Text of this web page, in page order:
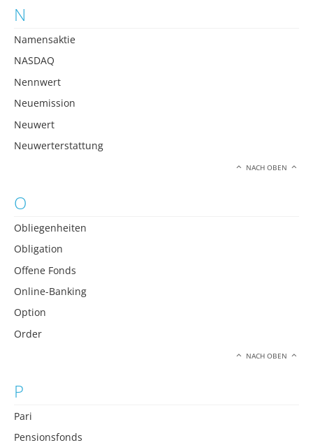
N
Namensaktie
NASDAQ
Nennwert
Neuemission
Neuwert
Neuwerterstattung
NACH OBEN
O
Obliegenheiten
Obligation
Offene Fonds
Online-Banking
Option
Order
NACH OBEN
P
Pari
Pensionsfonds